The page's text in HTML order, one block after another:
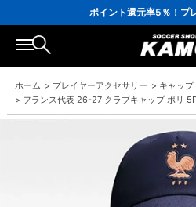
ポイント還元率5％！プ
会員の方にはお誕生月に「10％
16,000円(税込)以上でシュー
3,300円(税込)以上
ホーム > プレイヤーアクセサリー > キャッ
> フランス代表 26-27 クラブキャップ ポリ